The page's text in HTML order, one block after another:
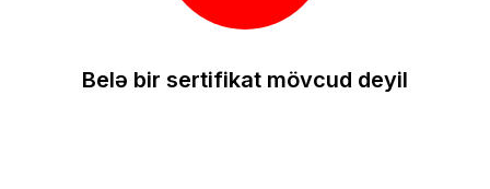
Belə bir sertifikat mövcud deyil